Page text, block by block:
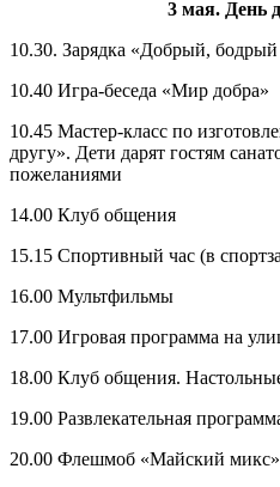
3 мая. День
10.30. Зарядка «Добрый, бодрый
10.40 Игра-беседа «Мир добра»
10.45 Мастер-класс по
другу». Дети дарят гостям
пожеланиями
14.00 Клуб общения
15.15 Спортивный час (в
16.00 Мультфильмы
17.00 Игровая программа на
18.00 Клуб общения.
19.00 Развлекательная
20.00 Флешмоб «Майский микс»